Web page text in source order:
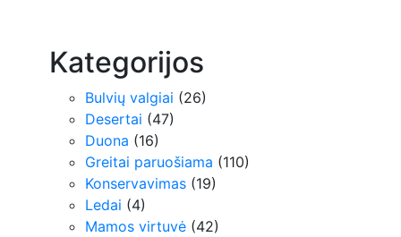
Kategorijos
Bulvių valgiai (26)
Desertai (47)
Duona (16)
Greitai paruošiama (110)
Konservavimas (19)
Ledai (4)
Mamos virtuvė (42)